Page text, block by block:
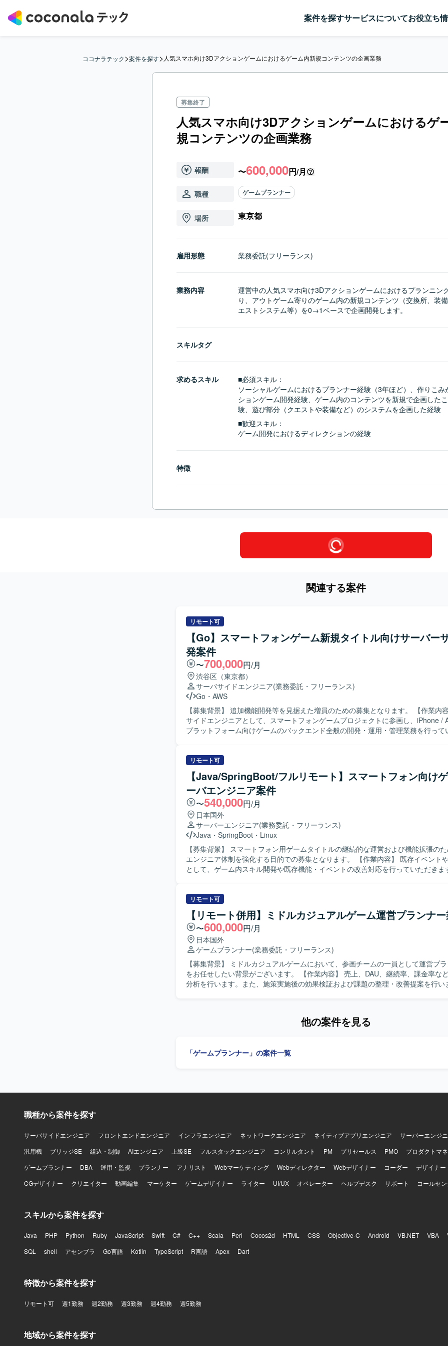
案件を探すサービスについてお役立ち
ココナラテック>案件を探す> 人気スマホ向け3Dアクションゲームにおけるゲーム内新規コンテンツの企画業務
募集終了
人気スマホ向け3Dアクションゲームにおけるゲ
規コンテンツの企画業務
報酬 〜600,000円/月
職種 ゲームプランナー
場所 東京都
雇用形態 業務委託(フリーランス)
業務内容
運営中の人気スマホ向け3Dアクションゲームにおけるプランニン
り、アウトゲーム寄りのゲーム内の新規コンテンツ（交換所、装
エストシステム等）を0→1ベースで企画開発します。
スキルタグ
求めるスキル
■必須スキル：
ソーシャルゲームにおけるプランナー経験（3年ほど）、作りこみ
ションゲーム開発経験、ゲーム内のコンテンツを新規で企画した
験、遊び部分（クエストや装備など）のシステムを企画した経験
■歓迎スキル：
ゲーム開発におけるディレクションの経験
特徴
関連する案件
リモート可
【Go】スマートフォンゲーム新規タイトル向けサーバー
発案件
〜700,000円/月
渋谷区（東京都）
サーバサイドエンジニア(業務委託・フリーランス)
Go ・ AWS
【募集背景】 追加機能開発等を見据えた増員のための募集となります。 【作業内容】 サーバー
サイドエンジニアとして、スマートフォンゲームプロジェクトに参画し、iPhone /
プラットフォーム向けゲームのバックエンド全般の開発・運用・管理業務を行って
ャッチアップしていく姿勢をお持ちの方を求めています。また、他職種とも連携し
ームでサービスを育てていく意識をお持ちの方が望ましいです。 【ポジションの魅力】 超大型
IPの新規プロジェクトにおいて、マルチプラットフォーム展開・3Dゲームタイト
ンド開発に携わることができます。高トラフィックなゲームサービスの開発・運用
とで、スケーラビリティや信頼性を意識した設計・実装の経験を積むことができます。
環境】 インフラとして AWS / GCP などのパブリッククラウドを利用し、開発言語
用しています。Claude Code、Codex、GitHub Copilot、Cursor などのAI系ツール
ら開発を進めていきます。
リモート可
【Java/SpringBoot/フルリモート】スマートフォン向け
ーバエンジニア案件
〜540,000円/月
日本国外
サーバーエンジニア(業務委託・フリーランス)
Java ・ SpringBoot ・ Linux
【募集背景】 スマートフォン用ゲームタイトルの継続的な運営および機能拡張の
エンジニア体制を強化する目的での募集となります。 【作業内容】 既存イベントや機能の運用
として、ゲーム内スキル開発や既存機能・イベントの改善対応を行っていただきま
査・修正も担当していただきます。 非定常業務としては、ゲーム内新機能や新イ
を行っていただきます。開発環境の改善として、デバッグツールの新機能の開発や
の新機能実装および既存機能の改修を行います。さらに、ゲーム内イベントや販売
データ集計ツールの作成や、新規開発におけるデータ投入ツールの作成も担当して
す。インフラの保守・運用管理として、セキュリティ脆弱性への対応および対策の
ミドルウェアの定期アップデートおよびパッチ適用、サーバー負荷に応じたリソー
びインスタンス最適化も行っていただきます。 【求める人物像】 コミュニケーションを取りな
がらユーザ思考でのものづくりができる方を求めています。既存の枠組みを壊して
良い形に持っていく気概がある方を歓迎いたします。推進力や積極性があり、受け
ならない方、工数と効果のバランスを取れる方にマッチするポジションです。 【ポジションの
ながら、企画部門とも連携してサービスの価値向上に貢献していただけます。 【開発環境】 言
語はJava、フレームワークはSpring Boot 3を利用しております。データベースは
リモート可
【リモート併用】ミドルカジュアルゲーム運営プランナ
〜600,000円/月
日本国外
ゲームプランナー(業務委託・フリーランス)
【募集背景】 ミドルカジュアルゲームにおいて、参画チームの一員として運営プ
をお任せしたい背景がございます。 【作業内容】 売上、DAU、継続率、課金率など各種KPIの
分析を行います。また、施策実施後の効果検証および課題の整理・改善提案を行い
【求める人物像】 クライアントの要望を整理し提案・説明できる方を求めていま
ルゲームの運営において、KPI分析から施策立案、クライアントへの提案まで一連
う環境で業務を進めていただきます。
他の案件を見る
「ゲームプランナー」の案件一覧
職種から案件を探す
サーバサイドエンジニア フロントエンドエンジニア インフラエンジニア ネットワークエンジニア ネイティブアプリエンジニア
サーバーエンジ
汎用機
ブリッジSE 組込・制御 AIエンジニア 上級SE フルスタックエンジニア コンサルタント PM プリセールス PMO
プロダクトマ
ゲームプランナー
DBA 運用・監視 プランナー アナリスト Webマーケティング Webディレクター Webデザイナー コーダー
デザイナー
CGデザイナー
クリエイター 動画編集 マーケター ゲームデザイナー ライター UI/UX オペレーター ヘルプデスク サポート コールセ
スキルから案件を探す
Java PHP Python Ruby JavaScript Swift C# C++ Scala Perl Cocos2d HTML CSS Objective-C Android VB.NET VBA
SQL
shell アセンブラ Go言語 Kotlin TypeScript R言語 Apex Dart
特徴から案件を探す
リモート可 週1勤務 週2勤務 週3勤務 週4勤務 週5勤務
地域から案件を探す